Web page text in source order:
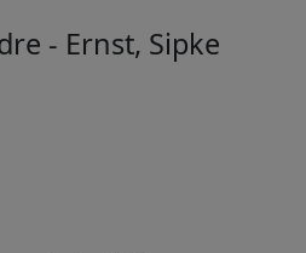
- Ernst, Sipke